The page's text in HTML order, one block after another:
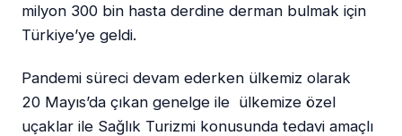
milyon 300 bin hasta derdine derman bulmak için
Türkiye’ye geldi.
Pandemi süreci devam ederken ülkemiz olarak
20 Mayıs’da çıkan genelge ile ülkemize özel
uçaklar ile Sağlık Turizmi konusunda tedavi amaçlı